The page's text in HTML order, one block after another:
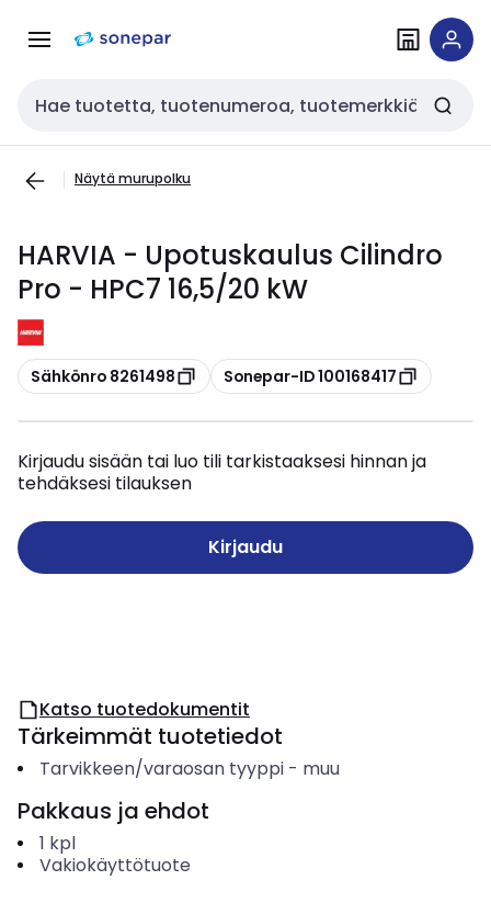
navigointiinsisältöön
Haku
Näytä murupolku
HARVIA - Upotuskaulus Cilindro
Pro - HPC7 16,5/20 kW
Kopioi
Sähkönro 8261498 Kopioi
Sonepar-ID 100168417
Kirjaudu sisään tai luo tili tarkistaaksesi hinnan ja
tehdäksesi tilauksen
Kirjaudu
Katso tuotedokumentit
Tärkeimmät tuotetiedot
Tarvikkeen/varaosan tyyppi- muu
Pakkaus ja ehdot
1 kpl
Vakiokäyttötuote